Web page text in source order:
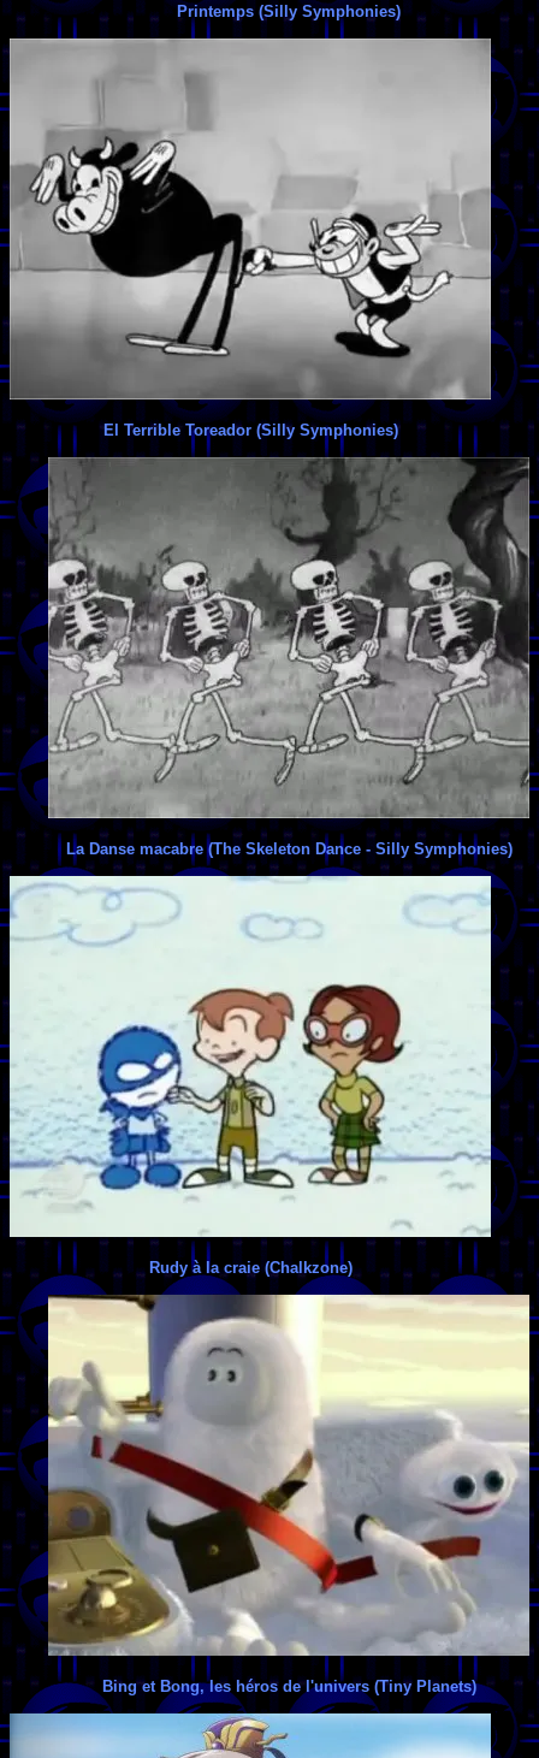
Printemps (Silly Symphonies)
El Terrible Toreador (Silly Symphonies)
La Danse macabre (The Skeleton Dance - Silly Symphonies)
Rudy à la craie (Chalkzone)
Bing et Bong, les héros de l'univers (Tiny Planets)